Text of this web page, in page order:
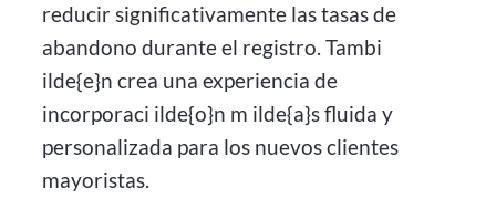
reducir significativamente las tasas de
abandono durante el registro. Tambi
ilde{e}n crea una experiencia de
incorporaci ilde{o}n m ilde{a}s fluida y
personalizada para los nuevos clientes
mayoristas.